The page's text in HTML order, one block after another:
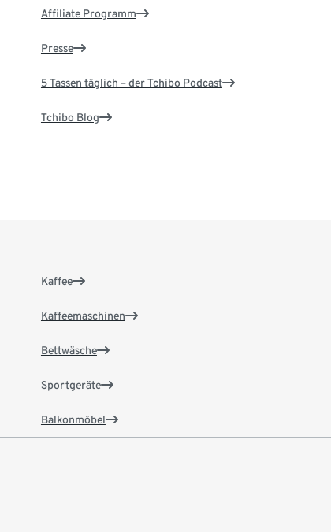
Affiliate Programm
Presse
5 Tassen täglich – der Tchibo Podcast
Tchibo Blog
Kaffee
Kaffeemaschinen
Bettwäsche
Sportgeräte
Balkonmöbel